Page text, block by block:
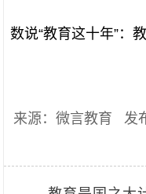
数说“教育这十年”：
来源：微言教育 发